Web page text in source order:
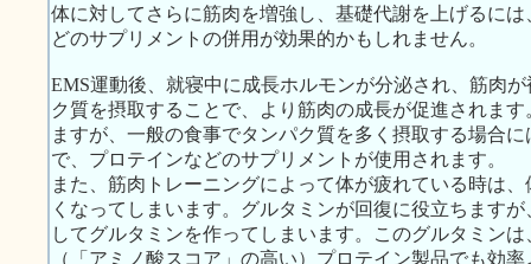
体に対してさらに筋肉を増強し、基礎代謝を上げるに
どのサプリメントの併用が効果的かもしれません。
EMS運動後、就寝中に成長ホルモンが分泌され、筋肉
ク質を摂取することで、より筋肉の成長が促進されま
ますが、一般の食事でタンパク質を多く摂取する場合
で、プロテインなどのサプリメントが使用されます。
また、筋肉トレーニングによって体が疲れている時は
くなってしまいます。グルタミンが回復に役立ちます
してグルタミンを作ってしまいます。このグルタミン
（「アミノ酸スコア」の高い）プロテイン製品でも効